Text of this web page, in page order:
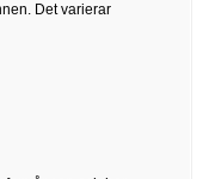
Det varierar